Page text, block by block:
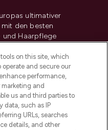
ultimativer
den besten
und Haarpflege
Shoppe online
kostenloser
von 30€.
My Personal
on this site, which
operate and secure our
performance,
marketing and
us and third parties to
data, such as IP
URLs, searches
details, and other